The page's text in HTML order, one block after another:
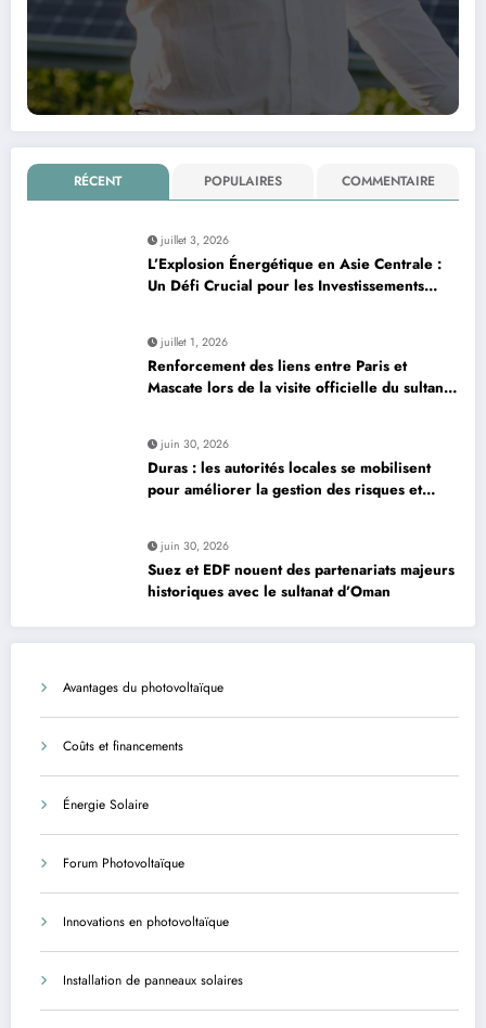
RÉCENT POPULAIRES COMMENTAIRE
juillet 3, 2026
L’Explosion Énergétique en Asie Centrale :
Un Défi Crucial pour les Investissements
juillet 1, 2026
Renforcement des liens entre Paris et
Mascate lors de la visite officielle du sultan
juin 30, 2026
Duras : les autorités locales se mobilisent
pour améliorer la gestion des risques et
juin 30, 2026
Suez et EDF nouent des partenariats majeurs
historiques avec le sultanat d’Oman
Avantages du photovoltaïque
Coûts et financements
Énergie Solaire
Forum Photovoltaïque
Innovations en photovoltaïque
Installation de panneaux solaires